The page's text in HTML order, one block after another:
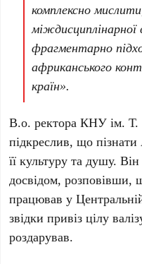
комплексно
міждисциплінарної
фрагментарно
африканського
країн».
В.о. ректора КНУ ім. Т.
підкреслив, що
її культуру та душу.
досвідом, розповівши,
працював у
звідки привіз цілу
роздарував.